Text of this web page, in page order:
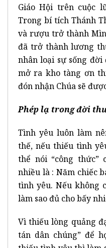
Giáo Hội trên cuộc
Trong bí tích Thánh
và rượu trở thành
đã trở thành lương
nhân loại sự sống
mở ra kho tàng ơn
đón nhận Chúa sẽ
Phép lạ trong đời
Tình yêu luôn làm
thế, nếu thiếu tình
thể nói “công thức”
nhiều là : Năm chiếc
tình yêu. Nếu không
làm sao đủ cho bấy
Vì thiếu lòng quảng
tán dân chúng” để